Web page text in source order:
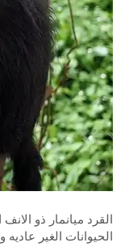
القرد ميانمار ذو
الحيوانات الغير عاديه